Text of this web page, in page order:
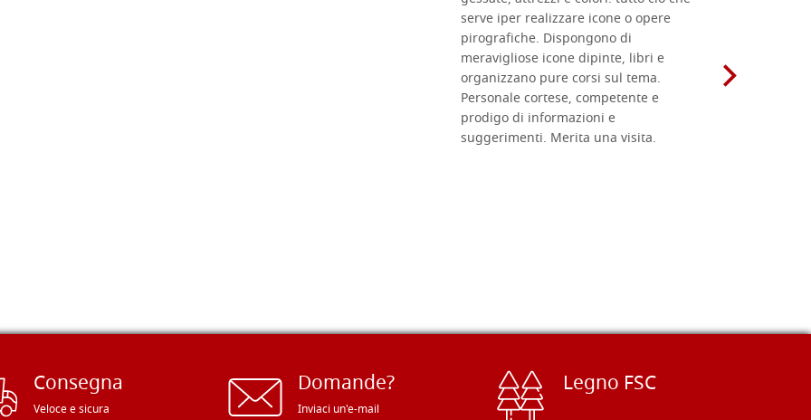
serve iper realizzare icone o opere
pirografiche. Dispongono di
meravigliose icone dipinte, libri e
organizzano pure corsi sul tema.
Personale cortese, competente e
prodigo di informazioni e
suggerimenti. Merita una visita.
Consegna
Veloce e sicura
Domande?
Inviaci un'e-mail
Legno FSC